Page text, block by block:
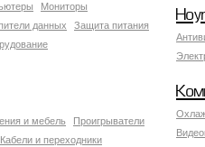
Мониторы
данных
Защита питания
и мебель
Проигрыватели
Кабели и переходники